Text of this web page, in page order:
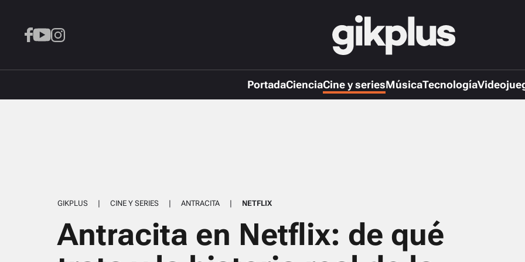
PortadaCienciaCine y seriesMúsicaTecnología
GIKPLUS | CINE Y SERIES | ANTRACITA | NETFLIX
Antracita en Netflix: de qué